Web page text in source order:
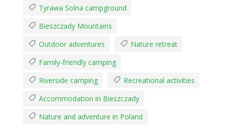
Tyrawa Solna campground
Bieszczady Mountains
Outdoor adventures
Nature retreat
Family-friendly camping
Riverside camping
Recreational activities
Accommodation in Bieszczady
Nature and adventure in Poland